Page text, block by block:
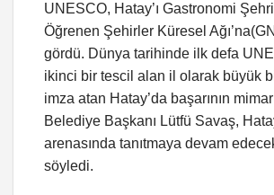
UNESCO, Hatay’ı Gastronomi
Öğrenen Şehirler Küresel
gördü. Dünya tarihinde ilk defa
ikinci bir tescil alan il olarak büyük
imza atan Hatay’da başarının
Belediye Başkanı Lütfü Savaş,
arenasında tanıtmaya devam
söyledi.